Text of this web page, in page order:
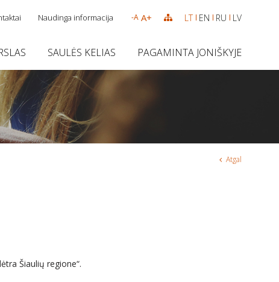
Naudinga informacija -A A+ LT EN RU LV
SAULĖS KELIAS PAGAMINTA JONIŠKYJE
Atgal
Šiaulių regione“.